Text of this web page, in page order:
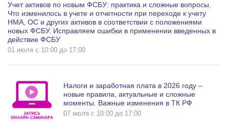
Учет активов по новым ФСБУ: практика и сложные вопросы.
Что изменилось в учете и отчетности при переходе к учету
НМА, ОС и других активов в соответствии с положениями
новых ФСБУ. Исправляем ошибки в применении введенных в
действие ФСБУ
01 июля c 10:00 до 17:00
Налоги и заработная плата в 2026 году –
новые правила, актуальные и сложные
моменты. Важные изменения в ТК РФ
07 июля c 10:00 до 17:00